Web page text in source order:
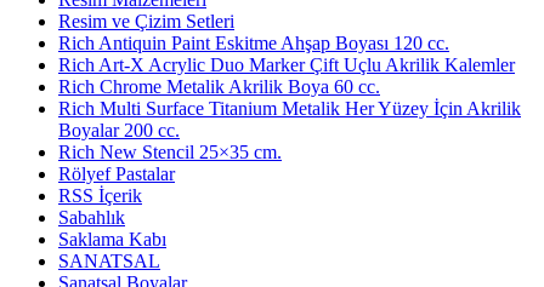
Resim ve Çizim Setleri
Rich Antiquin Paint Eskitme Ahşap Boyası 120 cc.
Rich Art-X Acrylic Duo Marker Çift Uçlu Akrilik Kalemler
Rich Chrome Metalik Akrilik Boya 60 cc.
Rich Multi Surface Titanium Metalik Her Yüzey İçin Akrilik
Boyalar 200 cc.
Rich New Stencil 25×35 cm.
Rölyef Pastalar
RSS İçerik
Sabahlık
Saklama Kabı
SANATSAL